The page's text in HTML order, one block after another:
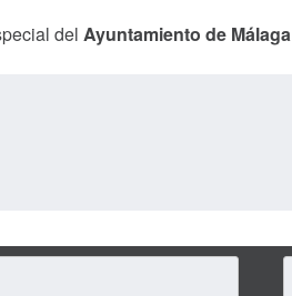
del Ayuntamiento de Málaga